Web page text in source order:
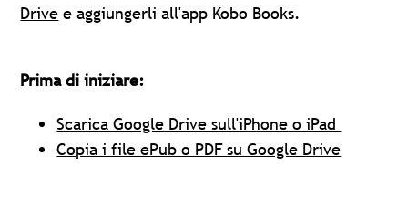
Drive e aggiungerli all'app Kobo Books.
Prima di iniziare:
Scarica Google Drive sull'iPhone o iPad
Copia i file ePub o PDF su Google Drive